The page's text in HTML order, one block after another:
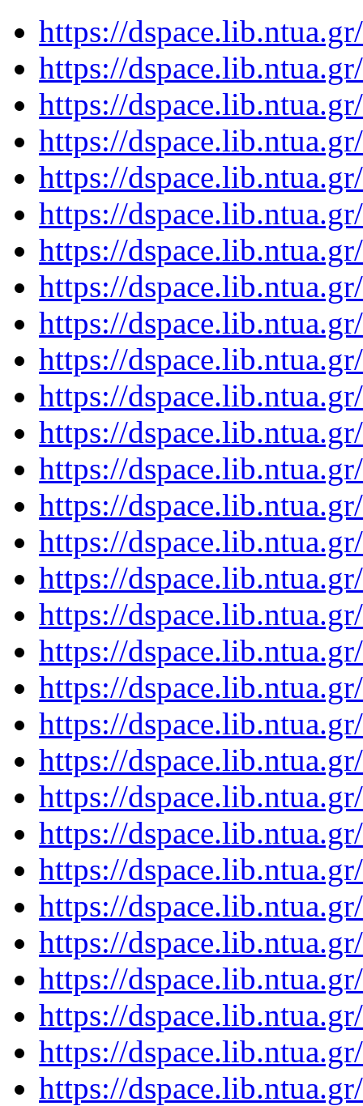
https://
https://
https://
https://
https://
https://
https://
https://
https://
https://
https://
https://
https://
https://
https://
https://
https://
https://
https://
https://
https://
https://
https://
https://
https://
https://
https://
https://
https://
https://